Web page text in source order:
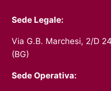
Sede Legale:
Via G.B. Marchesi, 2/D
(BG)
Sede Operativa: